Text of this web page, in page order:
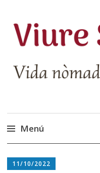
Menú
al11/10/2022